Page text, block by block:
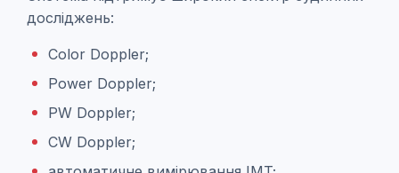
досліджень:
Color Doppler;
Power Doppler;
PW Doppler;
CW Doppler;